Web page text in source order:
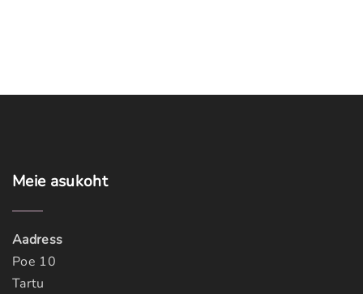
Meie asukoht
Aadress
Poe 10
Tartu